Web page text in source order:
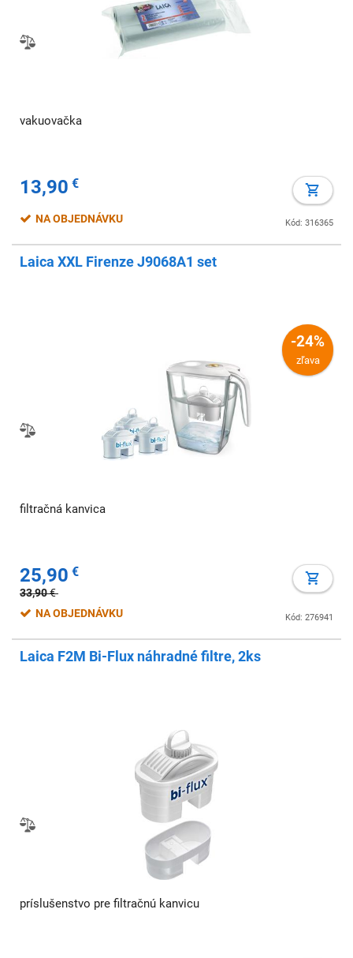
vakuovačka
13,90 €
Kód: 316365
NA OBJEDNÁVKU
Laica XXL Firenze J9068A1 set
-24%
zľava
filtračná kanvica
25,90 €
33,90€
Kód: 276941
NA OBJEDNÁVKU
Laica F2M Bi-Flux náhradné filtre, 2ks
príslušenstvo pre filtračnú kanvicu